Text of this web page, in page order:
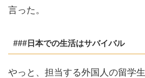
言った。
###日本での生活はサバイバル
やっと、担当する外国人の留学